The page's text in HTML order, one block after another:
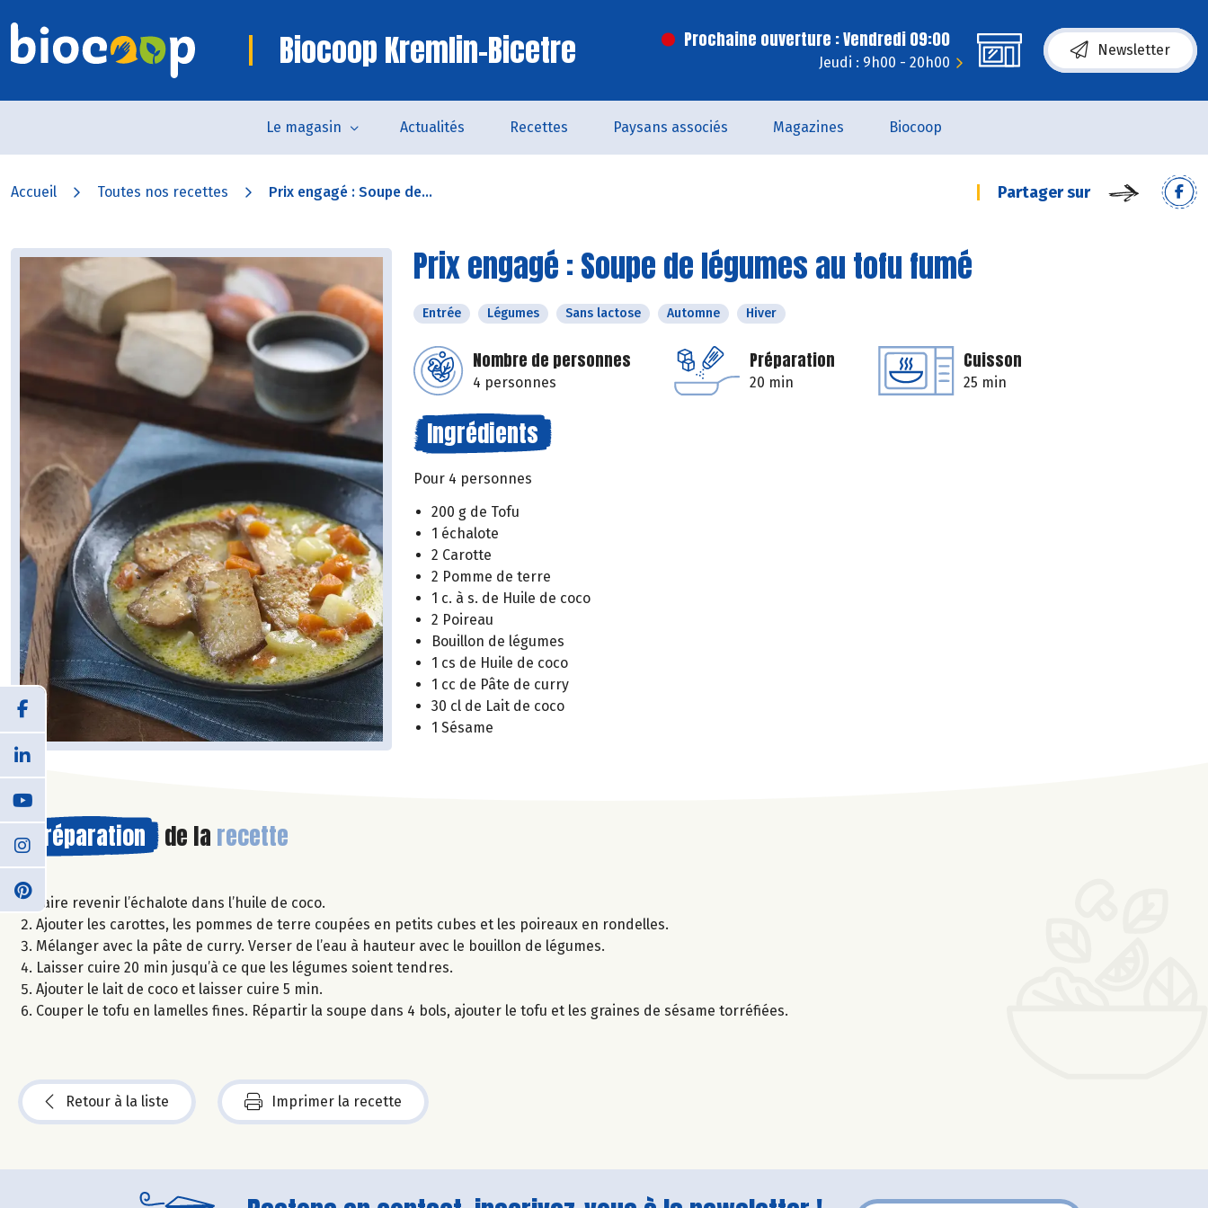
Biocoop Kremlin-Bicetre Prochaine ouverture : Vendredi 09:00
Jeudi : 9h00 - 20h00
Newsletter
Le magasin Actualités Recettes Paysans associés Magazines Biocoop
Accueil Toutes nos recettes Prix engagé : Soupe de... Partager sur
Prix engagé : Soupe de légumes au tofu fumé
Entrée Légumes Sans lactose Automne Hiver
Nombre de personnes
4 personnes
Préparation
20 min
Cuisson
25 min
Ingrédients
Pour 4 personnes
200 g de Tofu
1 échalote
2 Carotte
2 Pomme de terre
1 c. à s. de Huile de coco
2 Poireau
Bouillon de légumes
1 cs de Huile de coco
1 cc de Pâte de curry
30 cl de Lait de coco
1 Sésame
Préparation de la recette
Faire revenir l’échalote dans l’huile de coco.
Ajouter les carottes, les pommes de terre coupées en petits cubes et les poireaux en rondelles.
Mélanger avec la pâte de curry. Verser de l’eau à hauteur avec le bouillon de légumes.
Laisser cuire 20 min jusqu’à ce que les légumes soient tendres.
Ajouter le lait de coco et laisser cuire 5 min.
Couper le tofu en lamelles fines. Répartir la soupe dans 4 bols, ajouter le tofu et les graines de sésame torréfiées.
Retour à la liste Imprimer la recette